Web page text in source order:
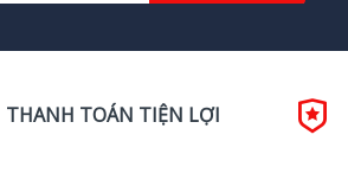
THANH TOÁN TIỆN LỢI